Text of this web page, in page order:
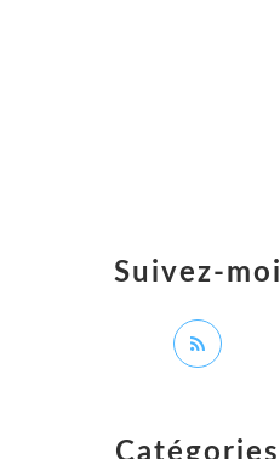
Catégories
Suivez-moi